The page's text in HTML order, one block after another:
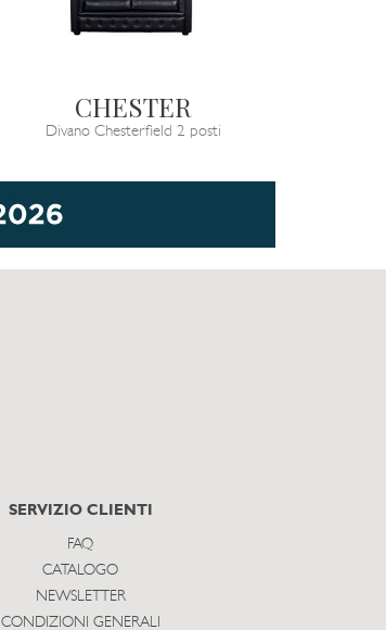
CHESTER
Divano Chesterfield 2 posti
SERVIZIO CLIENTI
FAQ
CATALOGO
NEWSLETTER
CONDIZIONI GENERALI